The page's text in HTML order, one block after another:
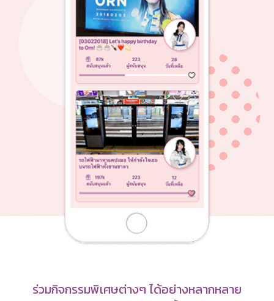
ร่วมกิจกรรมพิเศษต่างๆ ได้อย่างหลากหลาย